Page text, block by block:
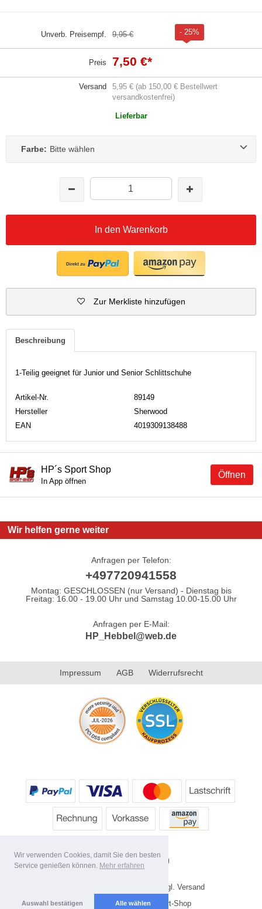
Wir verwenden Cookies, damit Sie den besten
Service genießen können. Mehr erfahren
Auswahl bestätigen Alle wählen
Unverb. Preisempf. 9,95 € - 25%
Preis 7,50 €*
Versand
5,95 € (ab 150,00 € Bestellwert
versandkostenfrei)
Lieferbar
Farbe: Bitte wählen
In den Warenkorb
Zur Merkliste hinzufügen
Beschreibung
1-Teilig geeignet für Junior und Senior Schlittschuhe
Artikel-Nr.
89149
Hersteller
Sherwood
EAN
4019309138488
Öffnen
HP´s Sport Shop
In App öffnen
Wir helfen gerne weiter
Anfragen per Telefon:
+497720941558
Montag: GESCHLOSSEN (nur Versand) - Dienstag bis
Freitag: 16.00 - 19.00 Uhr und Samstag 10.00-15.00 Uhr
Anfragen per E-Mail:
HP_Hebbel@web.de
Impressum AGB Widerrufsrecht
* Alle Preise inkl. MwSt. evtl. zzgl. Versand
Copyright 2026 by HP's Sport-Shop